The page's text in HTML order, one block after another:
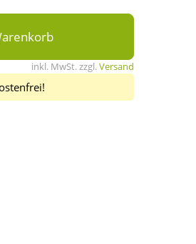
inkl. MwSt. zzgl.Versand